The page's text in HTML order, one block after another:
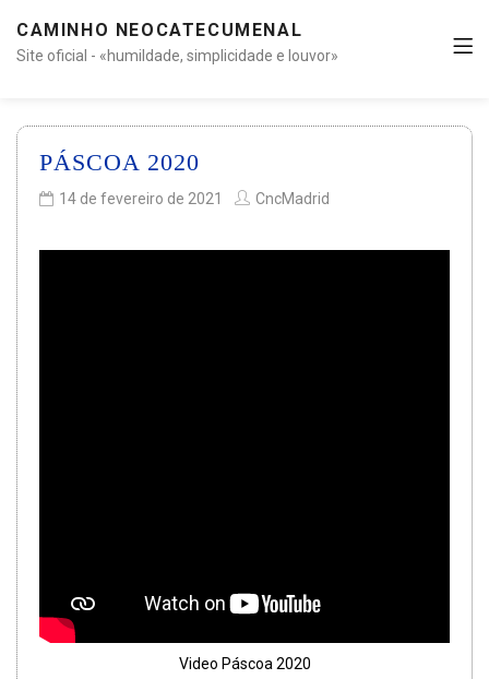
CAMINHO NEOCATECUMENAL
Site oficial - «humildade, simplicidade e louvor»
PÁSCOA 2020
14 de fevereiro de 2021 CncMadrid
Video Páscoa 2020